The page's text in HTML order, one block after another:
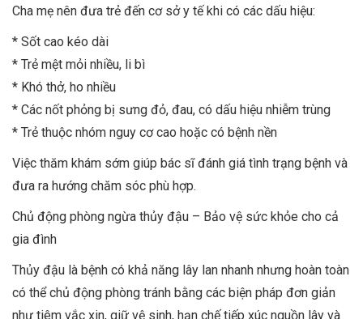
Cha mẹ nên đưa trẻ đến cơ sở y tế khi có các dấu hiệu:
* Sốt cao kéo dài
* Trẻ mệt mỏi nhiều, li bì
* Khó thở, ho nhiều
* Các nốt phỏng bị sưng đỏ, đau, có dấu hiệu nhiễm trùng
* Trẻ thuộc nhóm nguy cơ cao hoặc có bệnh nền
Việc thăm khám sớm giúp bác sĩ đánh giá tình trạng bệnh và
đưa ra hướng chăm sóc phù hợp.
Chủ động phòng ngừa thủy đậu – Bảo vệ sức khỏe cho cả
gia đình
Thủy đậu là bệnh có khả năng lây lan nhanh nhưng hoàn toàn
có thể chủ động phòng tránh bằng các biện pháp đơn giản
như tiêm vắc xin, giữ vệ sinh, hạn chế tiếp xúc nguồn lây và